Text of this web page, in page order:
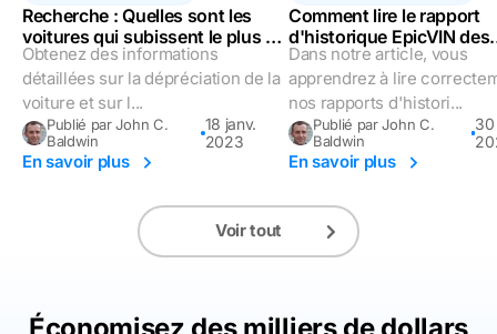
Recherche : Quelles sont les
voitures qui subissent le plus de
dépréciation ?
Obtenez des informations
détaillées sur la dépréciation de la
voiture et sur l...
Publié par John C.
Baldwin
18 janv.
2023
En savoir plus
Comment lire le rapport
d'historique EpicVIN des
véhicules ?
Dans notre article, vous
apprendrez à lire
nos rapports d'histori...
Publié par John C.
Baldwin
30
En savoir plus
Voir tout